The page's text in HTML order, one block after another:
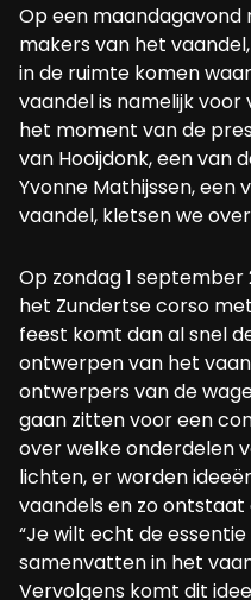
Op een maandagavond
makers van het
in de ruimte komen
vaandel is namelijk
het moment van de
van Hooijdonk, een van
Yvonne Mathijssen, een
vaandel, kletsen we
Op zondag 1
het Zundertse corso
feest komt dan al snel
ontwerpen van het
ontwerpers van de
gaan zitten voor een
over welke onderdelen
lichten, er worden
vaandels en zo
“Je wilt echt de essentie
samenvatten in het
Vervolgens komt dit